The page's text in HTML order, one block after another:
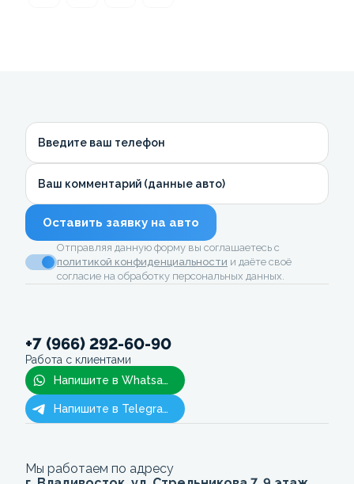
Введите ваш телефон
Ваш комментарий (данные авто)
Оставить заявку на авто
Отправляя данную форму вы соглашаетесь с
политикой конфиденциальности и даёте своё
согласие на обработку персональных данных.
+7 (966) 292-60-90
Работа с клиентами
Напишите в Whatsapp
Напишите в Telegram
Мы работаем по адресу